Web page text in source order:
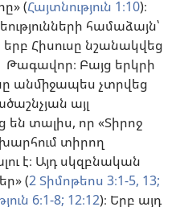
(Հայտնություն 1։10)։
համաձայն՝
երբ Հիսուսը նշանակվեց
Թագավոր։ Բայց երկրի
անմիջապես չտրվեց
այլ
են տալիս, որ «Տիրոջ
տիրող
է։ Այդ սկզբնական
(2 Տիմոթեոս 3։1-5, 13;
6։1-8; 12։12)։ Երբ այդ